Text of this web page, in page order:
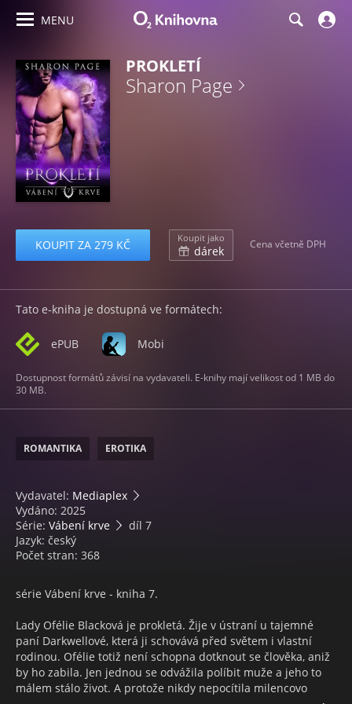
MENU
PROKLETÍ
Sharon Page
KOUPIT ZA 279 KČ Koupit jako
dárek Cena včetně DPH
Tato e-kniha je dostupná ve formátech:
ePUB Mobi
Dostupnost formátů závisí na vydavateli. E-knihy mají velikost od 1 MB do
30 MB.
ROMANTIKA EROTIKA
Vydavatel: Mediaplex
Vydáno: 2025
Série: Vábení krve
díl 7
Jazyk: český
Počet stran: 368
série Vábení krve - kniha 7.
Lady Ofélie Blacková je prokletá. Žije v ústraní u tajemné
paní Darkwellové, která ji schovává před světem i vlastní
rodinou. Ofélie totiž není schopna dotknout se člověka, aniž
by ho zabila. Jen jednou se odvážila políbit muže a jeho to
málem stálo život. A protože nikdy nepocítila milencovo